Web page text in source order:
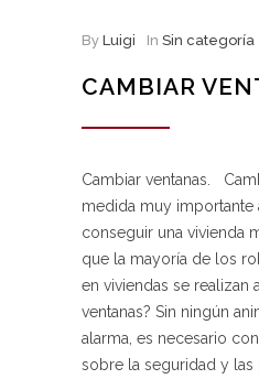
By Luigi In Sin categoría
CAMBIAR
Cambiar ventanas.
medida muy importante
conseguir una vivienda
que la mayoría de los
en viviendas se realizan
ventanas? Sin ningún
alarma, es necesario
sobre la seguridad y las